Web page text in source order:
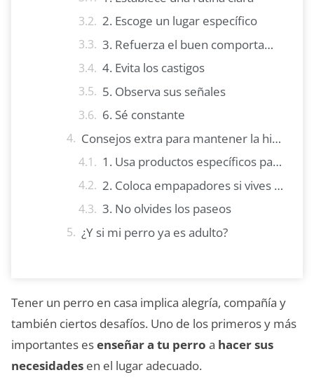
2. Escoge un lugar específico
3. Refuerza el buen comportamiento
4. Evita los castigos
5. Observa sus señales
6. Sé constante
Consejos extra para mantener la higiene
1. Usa productos específicos para limpieza
2. Coloca empapadores si vives en departamento
3. No olvides los paseos
¿Y si mi perro ya es adulto?
Tener un perro en casa implica alegría, compañía y
también ciertos desafíos. Uno de los primeros y más
importantes esenseñar a tu perro a hacer sus
necesidades en el lugar adecuado.